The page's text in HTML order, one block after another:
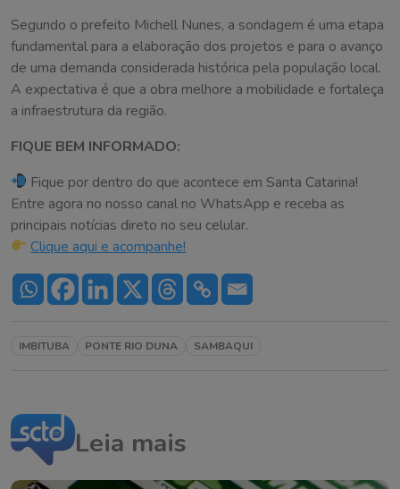
Segundo o prefeito Michell Nunes, a sondagem é uma etapa
fundamental para a elaboração dos projetos e para o avanço
de uma demanda considerada histórica pela população local.
A expectativa é que a obra melhore a mobilidade e fortaleça
a infraestrutura da região.
FIQUE BEM INFORMADO:
Fique por dentro do que acontece em Santa Catarina!
Entre agora no nosso canal no WhatsApp e receba as
principais notícias direto no seu celular.
Clique aqui e acompanhe!
IMBITUBA PONTE RIO DUNA SAMBAQUI
Leia mais